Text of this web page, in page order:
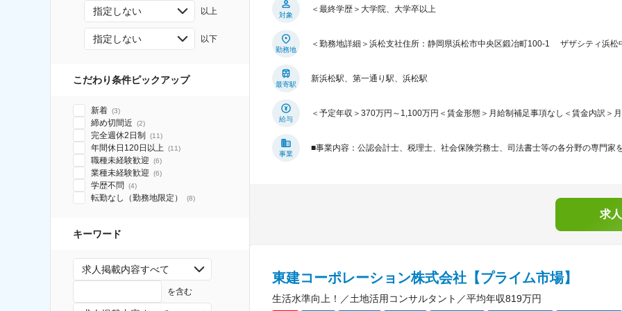
指定しない 以上
指定しない 以下
こだわり条件ピックアップ
新着 (3)
締め切間近 (2)
完全週休2日制 (11)
年間休日120日以上 (11)
職種未経験歓迎 (6)
業種未経験歓迎 (6)
学歴不問 (4)
転勤なし（勤務地限定） (8)
キーワード
求人掲載内容すべて
を含む
対象
＜最終学歴＞大学院、大学卒以上
勤務地
＜勤務地詳細＞浜松支社住所：静岡県浜松市中央区鍛冶町100-1 ザザシティ浜松
最寄駅
新浜松駅、第一通り駅、浜松駅
給与
＜予定年収＞370万円～1,100万円＜賃金形態＞月給制補足事項なし＜賃金内訳＞
事業
■事業内容：公認会計士、税理士、社会保険労務士、司法書士等の各分野の専門家
求
東建コーポレーション株式会社【プライム市場】
生活水準向上！／土地活用コンサルタント／平均年収819万円